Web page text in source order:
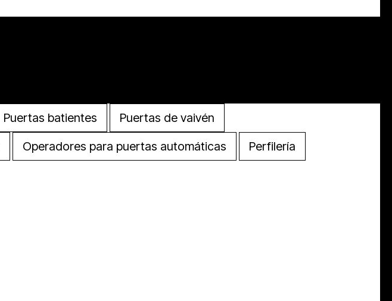
Puertas batientes
Puertas de vaivén
Operadores para puertas automáticas
Perfilería